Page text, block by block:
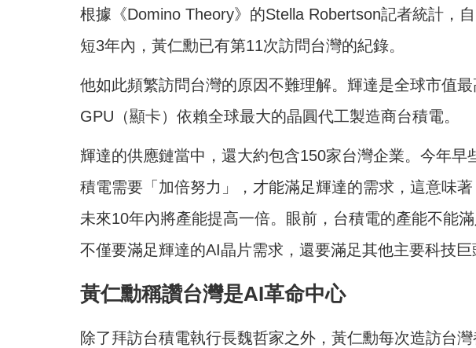
根據《Domino Theory》的Stella Robertson記者統計，
短3年內，黃仁勳已有第11次訪問台灣的紀錄。
他如此頻繁訪問台灣的原因不難理解。輝達是全球市值
GPU（顯卡）依賴全球最大的晶圓代工製造商台積電。
輝達的供應鏈當中，還大約包含150家台灣企業。今年早
積電需要「加倍努力」，才能滿足輝達的需求，這意味
未來10年內將產能提高一倍。眼前，台積電的產能不能
不僅要滿足輝達的AI晶片需求，還要滿足其他主要科技巨
黃仁勳稱讚台灣是AI革命中心
除了拜訪台積電執行長魏哲家之外，黃仁勳每次造訪台